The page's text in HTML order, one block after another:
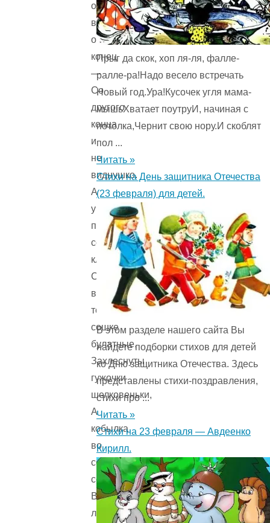
от
в
один
конец
—
Со
другого
конца
и
не
виднушко.
А
у
пахаря
сошка
кленовенька,
Сошники
во
той
сошке
булатные,
Захлеснуты
гужочки
шелковеньки,
А
кобылка
во
сошке
соловенька.
Взговорит
ли
Прыг да скок, хоп ля-ля, фалле-
ралле-ра!Надо весело встречать
Новый год.Ура!Кусочек угля мама-
мышьХватает поутруИ, начиная с
потолка,Чернит свою нору.И скоблят
пол ...
Читать »
Стихи на День защитника Отечества
(23 февраля) для детей.
В этом разделе нашего сайта Вы
найдете подборки стихов для детей
ко Дню защитника Отечества. Здесь
представлены стихи-поздравления,
стихи про ...
Читать »
Стихи на 23 февраля — Авдеенко
Кирилл.